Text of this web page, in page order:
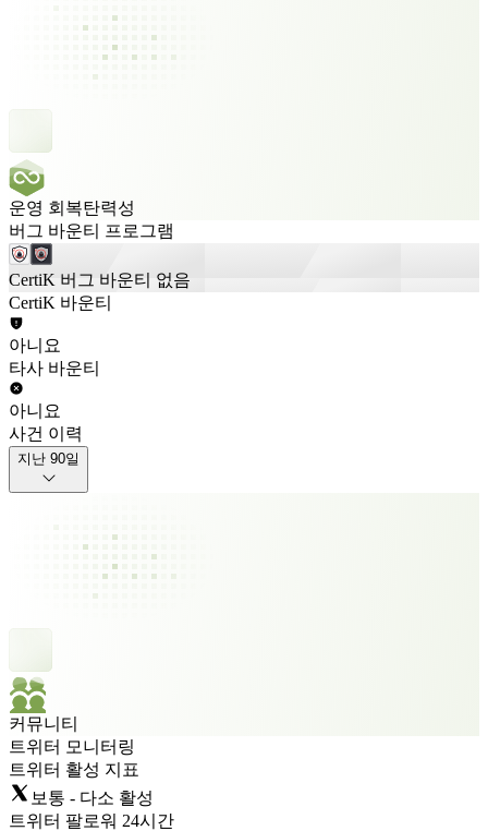
운영 회복탄력성
버그 바운티 프로그램
CertiK 버그 바운티 없음
CertiK 바운티
아니요
타사 바운티
아니요
사건 이력
지난 90일
커뮤니티
트위터 모니터링
트위터 활성 지표
보통 - 다소 활성
트위터 팔로워 24시간